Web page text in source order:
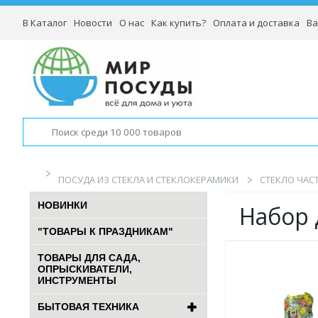
В Каталог Новости О нас Как купить? Оплата и доставка
ПОСУДА ИЗ СТЕКЛА И СТЕКЛОКЕРАМИКИ СТЕКЛО
НОВИНКИ
"ТОВАРЫ К ПРАЗДНИКАМ"
ТОВАРЫ ДЛЯ САДА,
ОПРЫСКИВАТЕЛИ,
ИНСТРУМЕНТЫ
БЫТОВАЯ ТЕХНИКА
Набор